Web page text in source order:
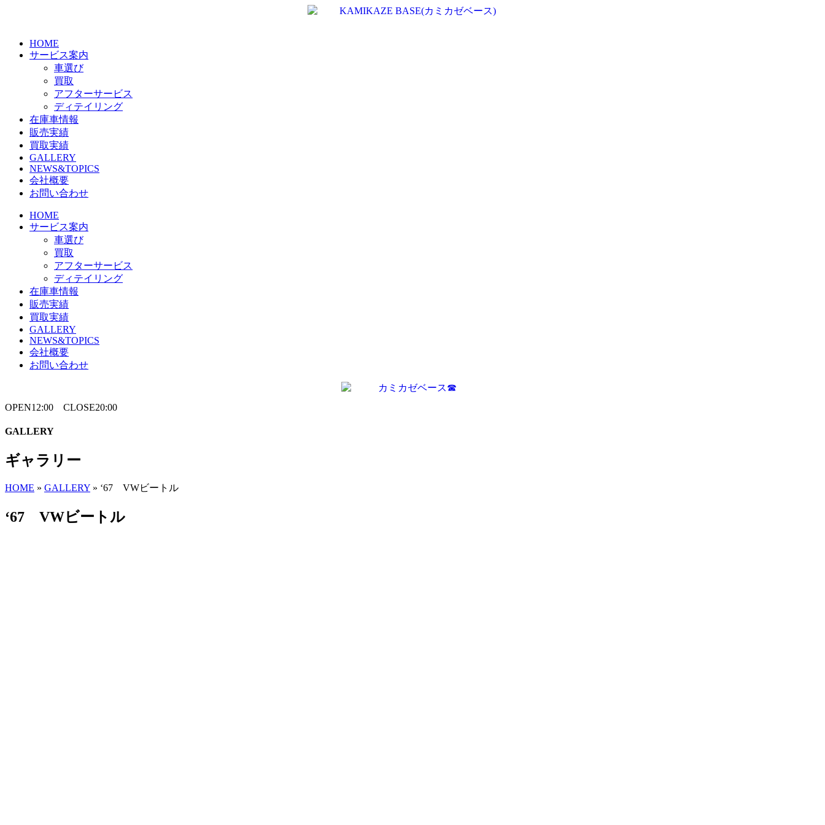
contentHOME
サービス案内
車選び
買取
アフターサービス
ディテイリング
在庫車情報
販売実績
買取実績
GALLERY
NEWS&TOPICS
会社概要
お問い合わせ
HOME
サービス案内
車選び
買取
アフターサービス
ディテイリング
在庫車情報
販売実績
買取実績
GALLERY
NEWS&TOPICS
会社概要
お問い合わせ
OPEN12:00 CLOSE20:00
GALLERY
ギャラリー
HOME » GALLERY » ‘67 VWビートル
‘67 VWビートル